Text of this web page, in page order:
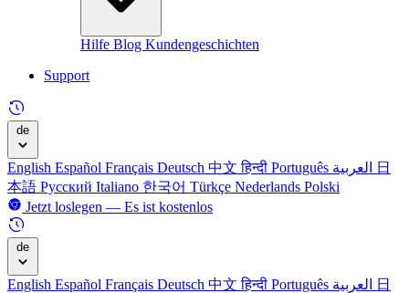
Hilfe Blog Kundengeschichten
Support
de
English Español Français Deutsch 中文हिन्दी Português
日
本語 Русский Italiano 한국어 Türkçe Nederlands Polski
Jetzt loslegen — Es ist kostenlos
de
English Español Français Deutsch 中文हिन्दी Português
日